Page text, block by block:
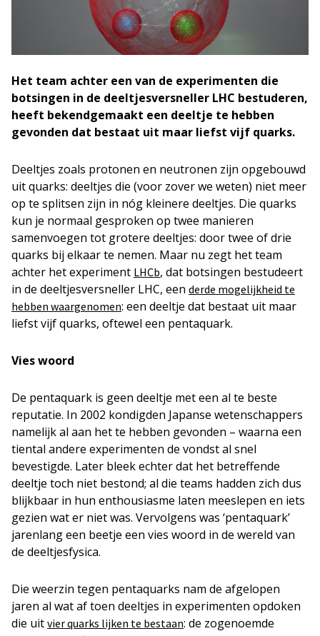
Het team achter een van de experimenten die
botsingen in de deeltjesversneller LHC bestuderen,
heeft bekendgemaakt een deeltje te hebben
gevonden dat bestaat uit maar liefst vijf quarks.
Deeltjes zoals protonen en neutronen zijn opgebouwd
uit quarks: deeltjes die (voor zover we weten) niet meer
op te splitsen zijn in nóg kleinere deeltjes. Die quarks
kun je normaal gesproken op twee manieren
samenvoegen tot grotere deeltjes: door twee of drie
quarks bij elkaar te nemen. Maar nu zegt het team
achter het experiment LHCb, dat botsingen bestudeert
in de deeltjesversneller LHC, een derde mogelijkheid te
hebben waargenomen: een deeltje dat bestaat uit maar
liefst vijf quarks, oftewel een pentaquark.
Vies woord
De pentaquark is geen deeltje met een al te beste
reputatie. In 2002 kondigden Japanse wetenschappers
namelijk al aan het te hebben gevonden – waarna een
tiental andere experimenten de vondst al snel
bevestigde. Later bleek echter dat het betreffende
deeltje toch niet bestond; al die teams hadden zich dus
blijkbaar in hun enthousiasme laten meeslepen en iets
gezien wat er niet was. Vervolgens was ‘pentaquark’
jarenlang een beetje een vies woord in de wereld van
de deeltjesfysica.
Die weerzin tegen pentaquarks nam de afgelopen
jaren al wat af toen deeltjes in experimenten opdoken
die uit vier quarks lijken te bestaan: de zogenoemde